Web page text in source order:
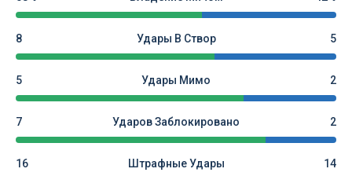
8 Удары В Створ 5
5 Удары Мимо 2
7 Ударов Заблокировано 2
16 Штрафные Удары 14